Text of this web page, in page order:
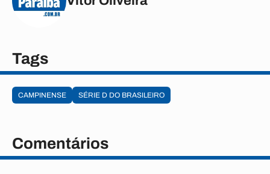
Tags
CAMPINENSE SÉRIE D DO BRASILEIRO
Comentários